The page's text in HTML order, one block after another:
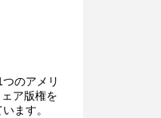
のアメリ
ア版権を
ます。